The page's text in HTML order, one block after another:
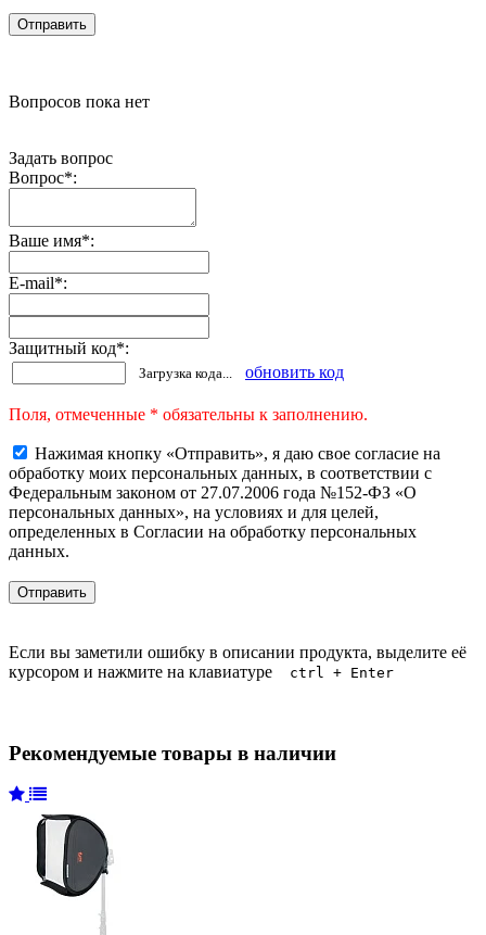
Вопросов пока нет
Задать вопрос
Вопрос*:
Ваше имя*:
E-mail*:
Защитный код*:
Загрузка кода... обновить код
Поля, отмеченные * обязательны к заполнению.
Нажимая кнопку «Отправить», я даю свое согласие на
обработку моих персональных данных, в соответствии с
Федеральным законом от 27.07.2006 года №152-ФЗ «О
персональных данных», на условиях и для целей,
определенных в Согласии на обработку персональных
данных.
Если вы заметили ошибку в описании продукта, выделите её
курсором и нажмите на клавиатуре
ctrl + Enter
Рекомендуемые товары в наличии